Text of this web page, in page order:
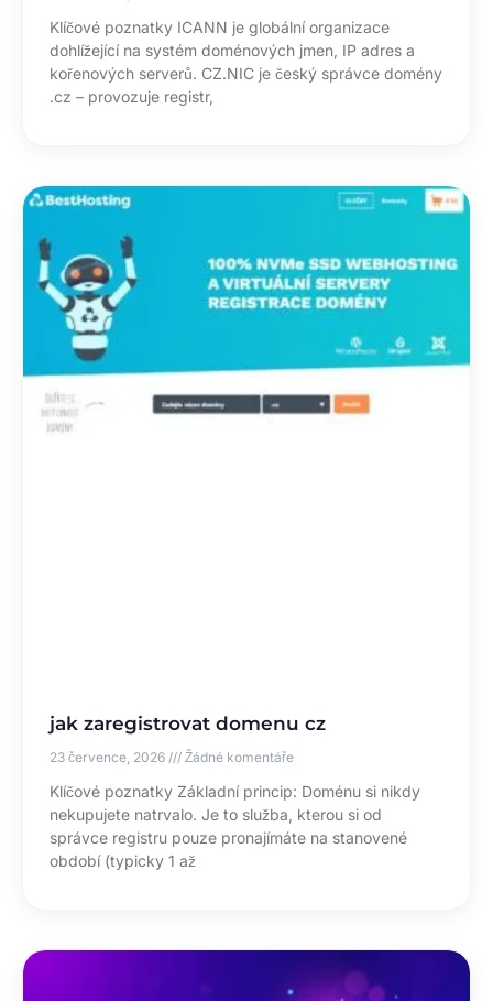
Klíčové poznatky ICANN je globální organizace
dohlížející na systém doménových jmen, IP adres a
kořenových serverů. CZ.NIC je český správce domény
.cz – provozuje registr,
jak zaregistrovat domenu cz
23 července, 2026 Žádné komentáře
Klíčové poznatky Základní princip: Doménu si nikdy
nekupujete natrvalo. Je to služba, kterou si od
správce registru pouze pronajímáte na stanovené
období (typicky 1 až